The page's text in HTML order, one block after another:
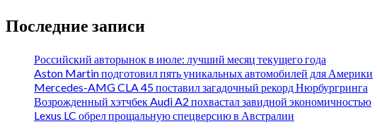
Последние записи
Российский авторынок в июле: лучший месяц текущего года
Aston Martin подготовил пять уникальных автомобилей для Америки
Mercedes-AMG CLA 45 поставил загадочный рекорд Нюрбургринга
Возрожденный хэтчбек Audi A2 похвастал завидной экономичностью
Lexus LC обрел прощальную спецверсию в Австралии